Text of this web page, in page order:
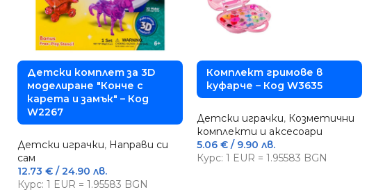
Детски комплет за 3D
моделиране "Конче с
карета и замък" – Код
W2267
Детски играчки, Направи си
сам
12.73 € / 24.90 лв.
Курс: 1 EUR = 1.95583 BGN
Комплект гримове в
куфарче – Код W3635
Детски играчки, Козметични
комплекти и аксесоари
5.06 € / 9.90 лв.
Курс: 1 EUR = 1.95583 BGN